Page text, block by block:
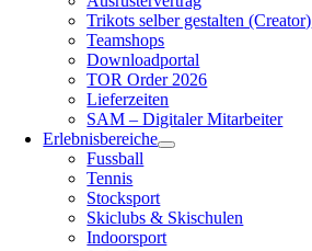
Trikots selber gestalten (Creator)
Teamshops
Downloadportal
TOR Order 2026
Lieferzeiten
SAM – Digitaler Mitarbeiter
Erlebnisbereiche
Fussball
Tennis
Stocksport
Skiclubs & Skischulen
Indoorsport